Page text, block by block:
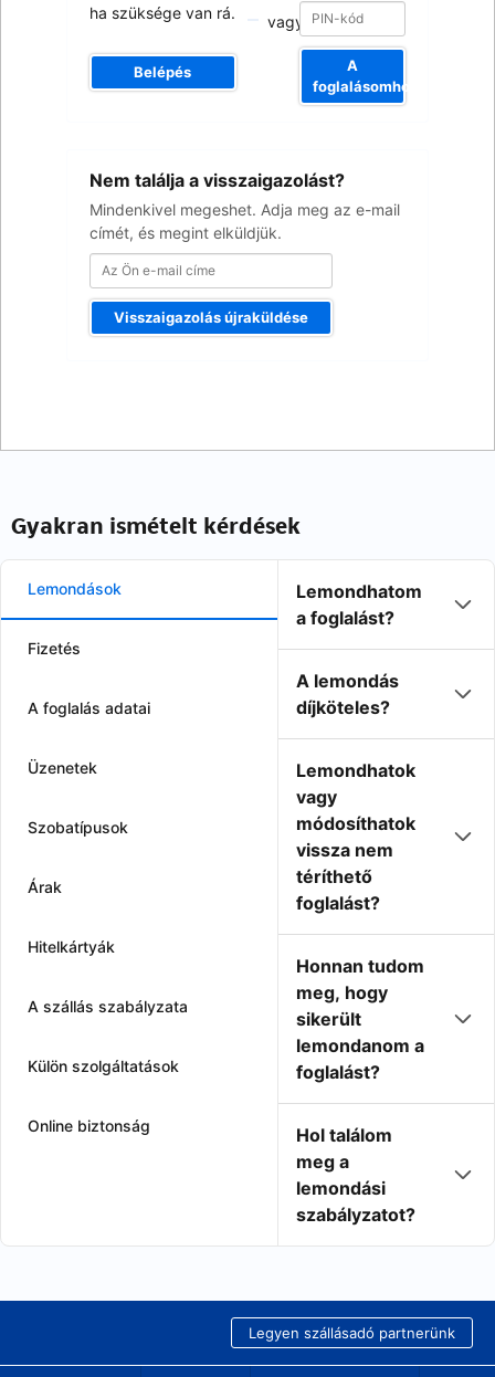
ha szüksége van rá.
Belépés
vagy
A
foglalásomhoz
Nem találja a visszaigazolást?
Mindenkivel megeshet. Adja meg az e-mail
címét, és megint elküldjük.
Visszaigazolás újraküldése
Gyakran ismételt kérdések
Lemondások
Fizetés
A foglalás adatai
Üzenetek
Szobatípusok
Árak
Hitelkártyák
A szállás szabályzata
Külön szolgáltatások
Online biztonság
Lemondhatom
a foglalást?
A lemondás
díjköteles?
Lemondhatok
vagy
módosíthatok
vissza nem
téríthető
foglalást?
Honnan tudom
meg, hogy
sikerült
lemondanom a
foglalást?
Hol találom
meg a
lemondási
szabályzatot?
Legyen szállásadó partnerünk